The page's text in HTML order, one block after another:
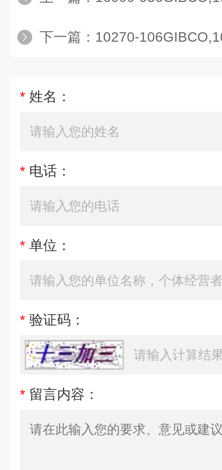
下一篇： 10270-106GIBCO,10270-
* 姓名：
* 电话：
* 单位：
* 验证码：
* 留言内容：